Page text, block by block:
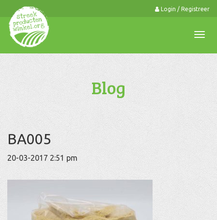
Login / Registreer
Blog
BA005
20-03-2017 2:51 pm